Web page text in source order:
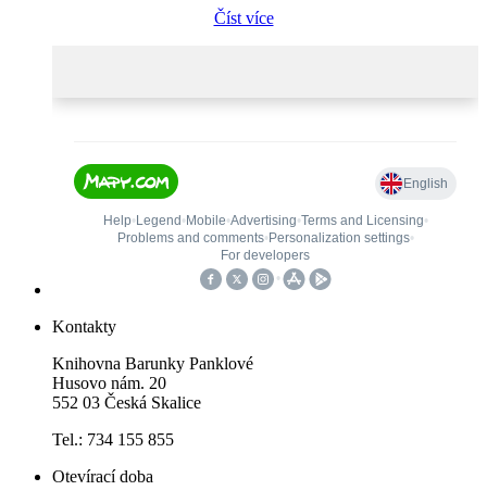
Číst více
Kontakty
Knihovna Barunky Panklové
Husovo nám. 20
552 03 Česká Skalice
Tel.: 734 155 855
Otevírací doba